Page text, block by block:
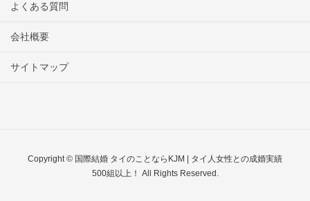
よくある質問
会社概要
サイトマップ
Copyright © 国際結婚 タイのことならKJM | タイ人女性との成婚実績
500組以上！ All Rights Reserved.